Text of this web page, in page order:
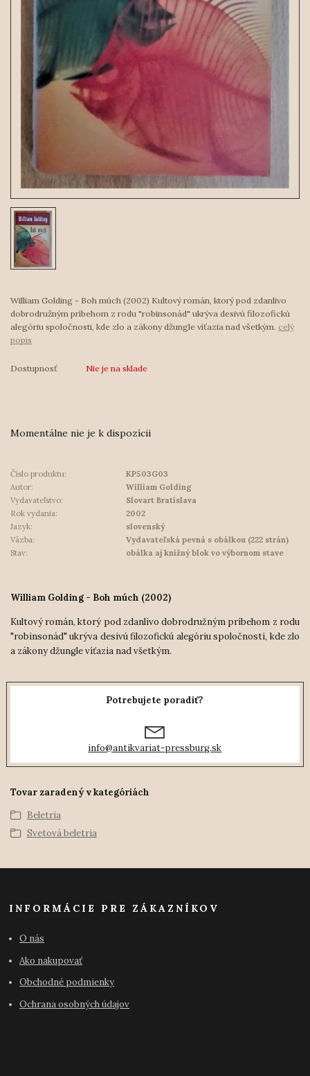
William Golding - Boh múch (2002) Kultový román, ktorý pod zdanlivo
dobrodružným príbehom z rodu "robinsonád" ukrýva desivú filozofickú
alegóriu spoločnosti, kde zlo a zákony džungle víťazia nad všetkým. celý
popis
Dostupnosť Nie je na sklade
Momentálne nie je k dispozícii
Číslo produktu:
KP503G03
Autor:
William Golding
Vydavateľstvo:
Slovart Bratislava
Rok vydania:
2002
Jazyk:
slovenský
Väzba:
Vydavateľská pevná s obálkou (222 strán)
Stav:
obálka aj knižný blok vo výbornom stave
William Golding - Boh múch (2002)
Kultový román, ktorý pod zdanlivo dobrodružným príbehom z rodu
"robinsonád" ukrýva desivú filozofickú alegóriu spoločnosti, kde zlo
a zákony džungle víťazia nad všetkým.
Potrebujete poradiť?
info@antikvariat-pressburg.sk
Tovar zaradený v kategóriách
Beletria
Svetová beletria
INFORMÁCIE PRE ZÁKAZNÍKOV
O nás
Ako nakupovať
Obchodné podmienky
Ochrana osobných údajov